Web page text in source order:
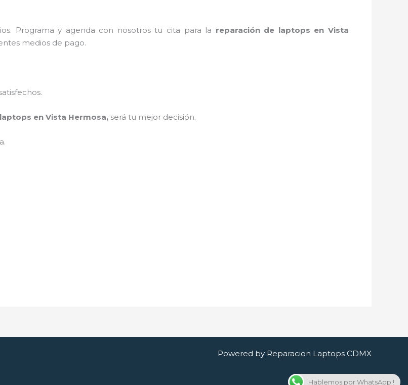
Programa y agenda con nosotros tu cita para la reparación de laptops en Vista
medios de pago.
en Vista Hermosa, será tu mejor decisión.
Powered by Reparacion Laptops CDMX
Hablemos por WhatsApp !